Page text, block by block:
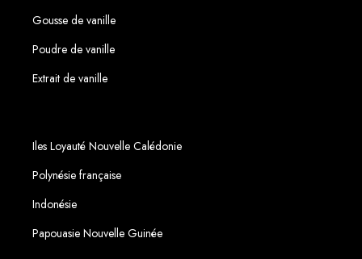
Gousse de vanille
Poudre de vanille
Extrait de vanille
Iles Loyauté Nouvelle Calédonie
Polynésie française
Indonésie
Papouasie Nouvelle Guinée